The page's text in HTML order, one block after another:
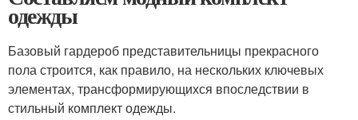
одежды
Базовый гардероб представительницы прекрасного
пола строится, как правило, на нескольких ключевых
элементах, трансформирующихся впоследствии в
стильный комплект одежды.